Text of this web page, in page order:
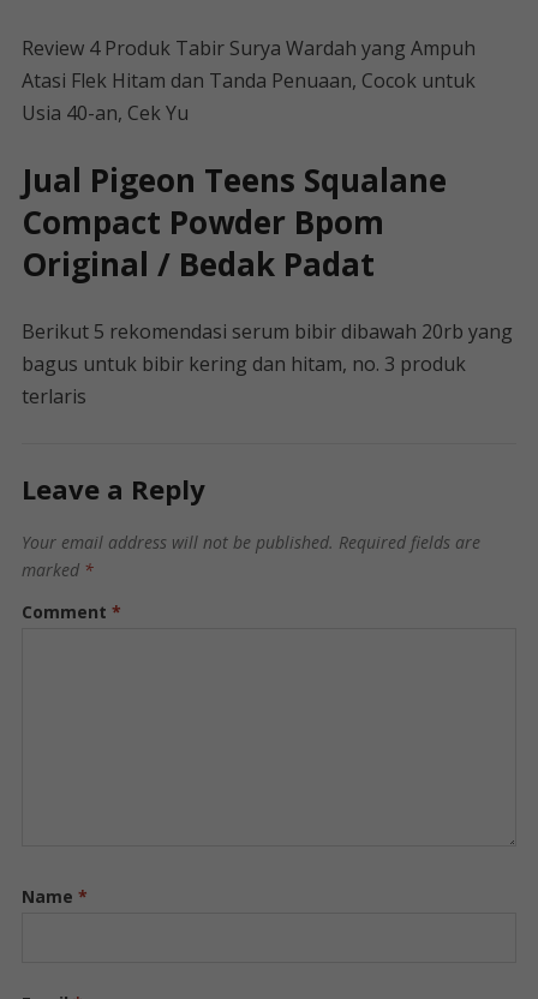
Review 4 Produk Tabir Surya Wardah yang Ampuh
Atasi Flek Hitam dan Tanda Penuaan, Cocok untuk
Usia 40-an, Cek Yu
Jual Pigeon Teens Squalane
Compact Powder Bpom
Original / Bedak Padat
Berikut 5 rekomendasi serum bibir dibawah 20rb yang
bagus untuk bibir kering dan hitam, no. 3 produk
terlaris
Leave a Reply
Your email address will not be published. Required fields are
marked *
Comment *
Name *